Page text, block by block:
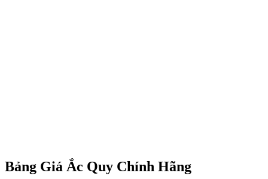
Bảng Giá Ắc Quy Chính Hãng